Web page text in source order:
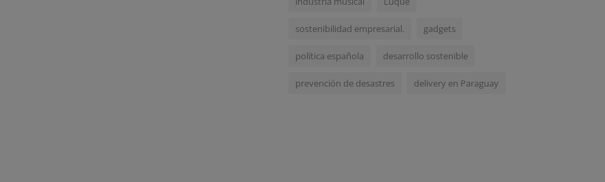
sostenibilidad empresarial. gadgets
política española desarrollo sostenible
prevención de desastres delivery en Paraguay